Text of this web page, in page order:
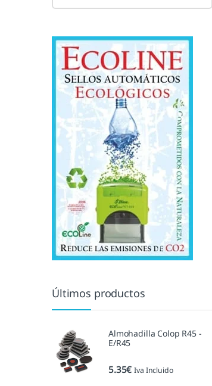
Últimos productos
Almohadilla Colop R45 -
E/R45
5.35€ Iva Incluido